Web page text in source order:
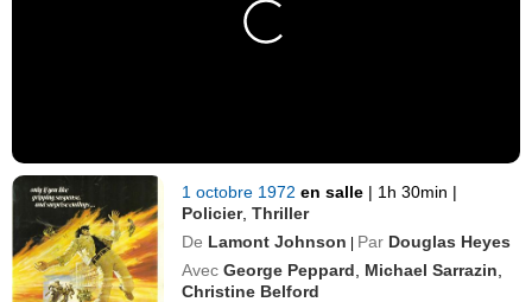
1 octobre 1972en salle | 1h 30min |
Policier,Thriller
De Lamont Johnson | Par Douglas Heyes
Avec George Peppard Michael Sarrazin
Christine Belford